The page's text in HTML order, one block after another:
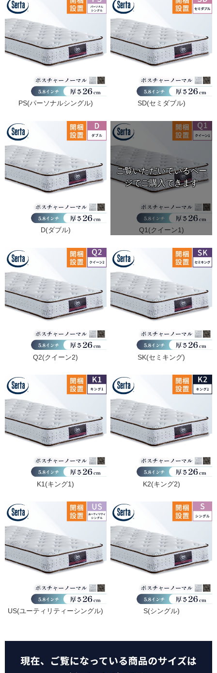
PS(パーソナルシングル) SD(セミダブル)
D(ダブル) Q1(クイーン1)
Q2(クイーン2) SK(セミキング)
K1(キング1) K2(キング2)
US(ユーティリティーシングル) S(シングル)